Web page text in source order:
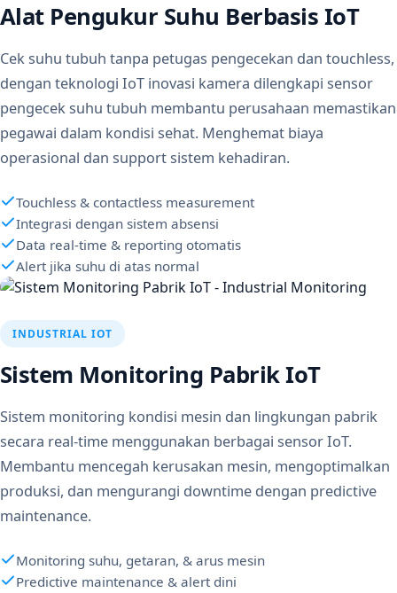
Alat Pengukur Suhu Berbasis IoT
Cek suhu tubuh tanpa petugas pengecekan dan touchless,
dengan teknologi IoT inovasi kamera dilengkapi sensor
pengecek suhu tubuh membantu perusahaan memastikan
pegawai dalam kondisi sehat. Menghemat biaya
operasional dan support sistem kehadiran.
Touchless & contactless measurement
Integrasi dengan sistem absensi
Data real-time & reporting otomatis
Alert jika suhu di atas normal
INDUSTRIAL IOT
Sistem Monitoring Pabrik IoT
Sistem monitoring kondisi mesin dan lingkungan pabrik
secara real-time menggunakan berbagai sensor IoT.
Membantu mencegah kerusakan mesin, mengoptimalkan
produksi, dan mengurangi downtime dengan predictive
maintenance.
Monitoring suhu, getaran, & arus mesin
Predictive maintenance & alert dini